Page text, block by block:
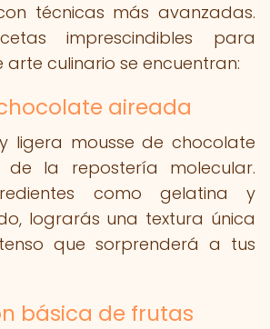
técnicas más avanzadas.
imprescindibles para
arte culinario se encuentran:
aireada
ligera mousse de chocolate
la repostería molecular.
como gelatina y
lograrás una textura única
que sorprenderá a tus
básica de frutas